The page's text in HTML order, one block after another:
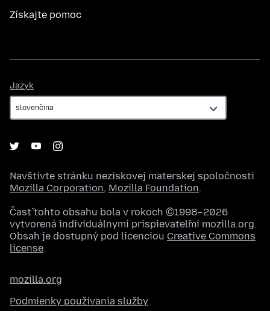
Získajte pomoc
Jazyk
Navštívte stránku neziskovej materskej spoločnosti
Mozilla Corporation, Mozilla Foundation.
Časť tohto obsahu bola v rokoch ©1998–2026
vytvorená individuálnymi prispievateľmi mozilla.org.
Obsah je dostupný pod licenciou Creative Commons
license.
mozilla.org
Podmienky používania služby